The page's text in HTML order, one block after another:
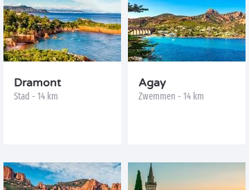
Dramont
Stad - 14 km
Agay
Zwemmen - 14 km